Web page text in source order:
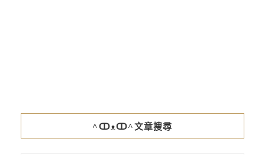
^ↀᴥↀ^文章搜尋